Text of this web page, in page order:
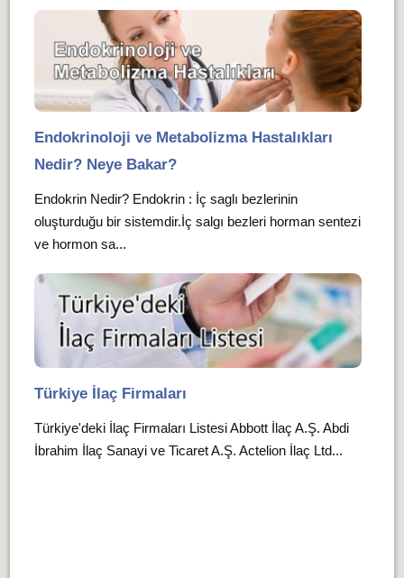
Endokrinoloji ve Metabolizma Hastalıkları
Nedir? Neye Bakar?
Endokrin Nedir? Endokrin : İç saglı bezlerinin
oluşturduğu bir sistemdir.İç salgı bezleri horman sentezi
ve hormon sa...
Türkiye İlaç Firmaları
Türkiye'deki İlaç Firmaları Listesi Abbott İlaç A.Ş. Abdi
İbrahim İlaç Sanayi ve Ticaret A.Ş. Actelion İlaç Ltd...